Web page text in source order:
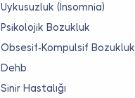
Uykusuzluk (İnsomnia)
Psikolojik Bozukluk
Obsesif-Kompulsif Bozukluk
Dehb
Sinir Hastalığı